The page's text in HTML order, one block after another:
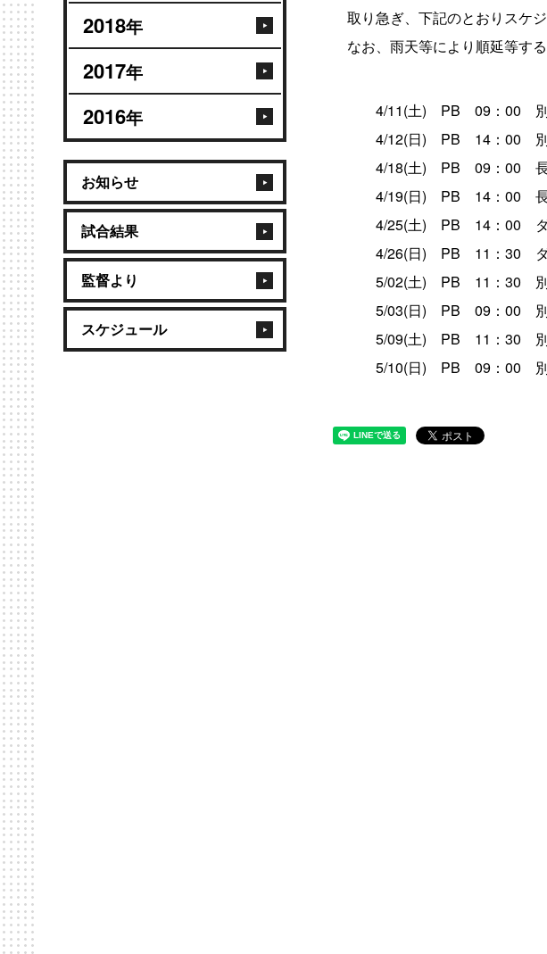
2018年
2017年
2016年
お知らせ
試合結果
監督より
スケジュール
取り急ぎ、下記のとおりスケ
なお、雨天等により順延等す
4/11(土) PB 09：00 別
4/12(日) PB 14：00 別
4/18(土) PB 09：00 長
4/19(日) PB 14：00 長
4/25(土) PB 14：00 ダ
4/26(日) PB 11：30 ダ
5/02(土) PB 11：30
5/03(日) PB 09：00
5/09(土) PB 11：30
5/10(日) PB 09：00